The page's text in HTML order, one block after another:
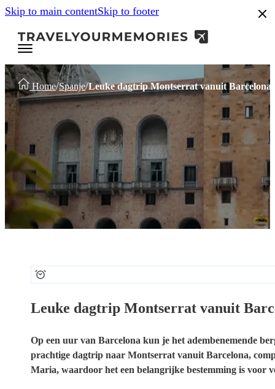
Skip to main contentSkip to footer
Home/Spanje/Leuke dagtrip Montserrat vanuit Barcelona
Leuke dagtrip Montserrat vanuit
Op een uur van Barcelona kun je het adembenemende
prachtige dagtrip naar Montserrat vanuit Barcelona,
Maria, waardoor het een belangrijke bestemming is voor